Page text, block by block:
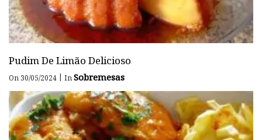
Pudim De Limão Delicioso
On 30/05/2024 | InSobremesas